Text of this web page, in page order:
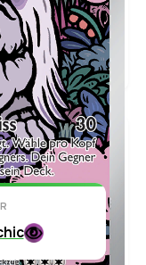
Version →